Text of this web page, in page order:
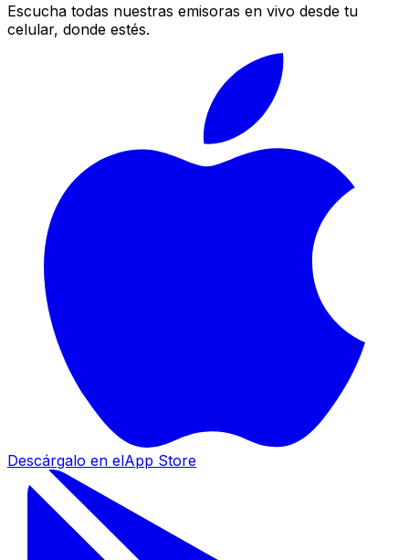
Escucha todas nuestras emisoras en vivo desde tu
celular, donde estés.
Descárgalo en elApp Store